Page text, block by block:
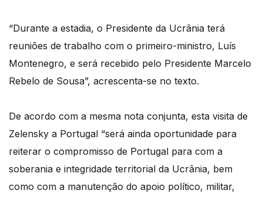
“Durante a estadia, o Presidente da Ucrânia terá
reuniões de trabalho com o primeiro-ministro, Luís
Montenegro, e será recebido pelo Presidente Marcelo
Rebelo de Sousa”, acrescenta-se no texto.
De acordo com a mesma nota conjunta, esta visita de
Zelensky a Portugal “será ainda oportunidade para
reiterar o compromisso de Portugal para com a
soberania e integridade territorial da Ucrânia, bem
como com a manutenção do apoio político, militar,